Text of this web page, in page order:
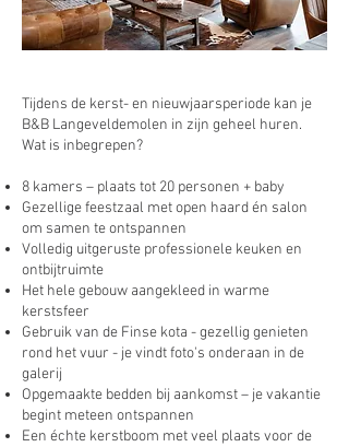
Tijdens de kerst- en nieuwjaarsperiode kan je
B&B Langeveldemolen in zijn geheel huren.
Wat is inbegrepen?
8 kamers – plaats tot 20 personen + baby
Gezellige feestzaal met open haard én salon
om samen te ontspannen
Volledig uitgeruste professionele keuken en
ontbijtruimte
Het hele gebouw aangekleed in warme
kerstsfeer
Gebruik van de Finse kota - gezellig genieten
rond het vuur - je vindt foto's onderaan in de
galerij
Opgemaakte bedden bij aankomst – je vakantie
begint meteen ontspannen
Een échte kerstboom met veel plaats voor de